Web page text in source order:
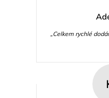
„Celkem rychlé